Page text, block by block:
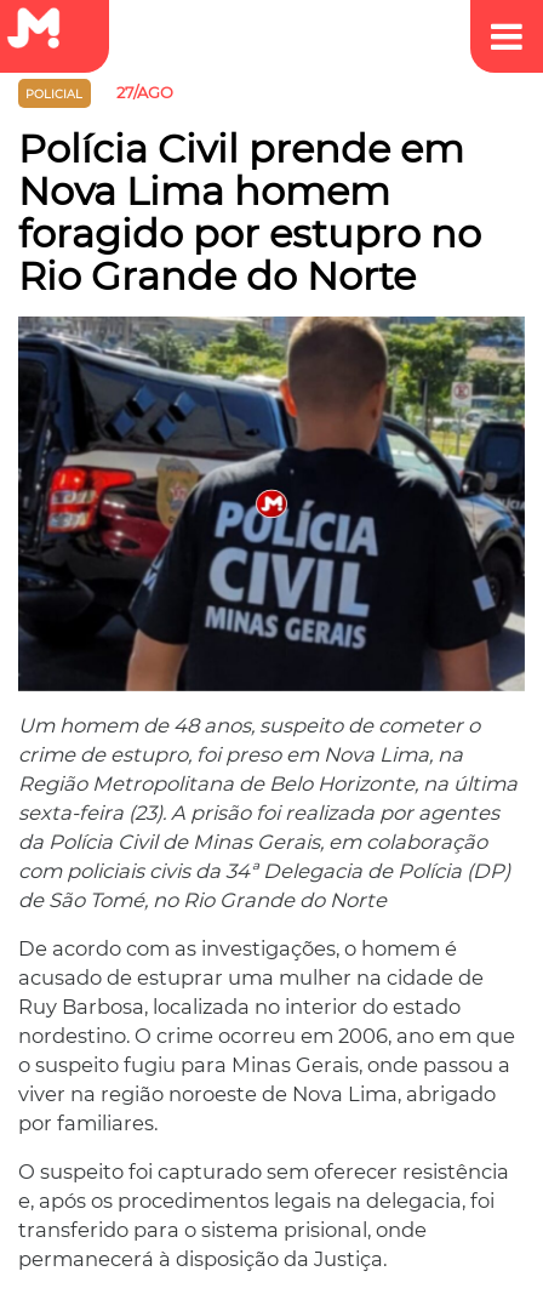
POLICIAL 27/AGO
Polícia Civil prende em
Nova Lima homem
foragido por estupro no
Rio Grande do Norte
Um homem de 48 anos, suspeito de cometer o
crime de estupro, foi preso em Nova Lima, na
Região Metropolitana de Belo Horizonte, na última
sexta-feira (23). A prisão foi realizada por agentes
da Polícia Civil de Minas Gerais, em colaboração
com policiais civis da 34ª Delegacia de Polícia (DP)
de São Tomé, no Rio Grande do Norte
De acordo com as investigações, o homem é
acusado de estuprar uma mulher na cidade de
Ruy Barbosa, localizada no interior do estado
nordestino. O crime ocorreu em 2006, ano em que
o suspeito fugiu para Minas Gerais, onde passou a
viver na região noroeste de Nova Lima, abrigado
por familiares.
O suspeito foi capturado sem oferecer resistência
e, após os procedimentos legais na delegacia, foi
transferido para o sistema prisional, onde
permanecerá à disposição da Justiça.